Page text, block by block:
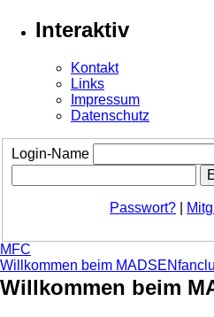
Interaktiv
Kontakt
Links
Impressum
Datenschutz
Login-Name
Passwort?
MFC
Willkommen beim
Willkommen beim